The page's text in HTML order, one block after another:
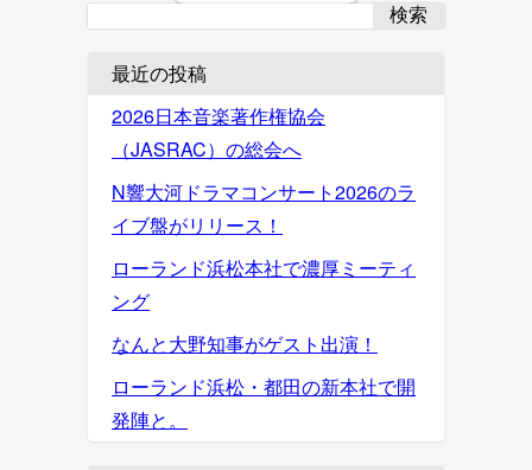
検索
最近の投稿
2026日本音楽著作権協会
（JASRAC）の総会へ
N響大河ドラマコンサート2026のラ
イブ盤がリリース！
ローランド浜松本社で濃厚ミーティ
ング
なんと大野知事がゲスト出演！
ローランド浜松・都田の新本社で開
発陣と。